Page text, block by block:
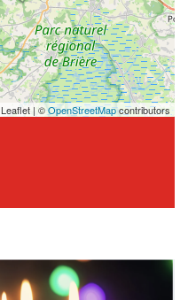
Leaflet | ©OpenStreetMapcontributors